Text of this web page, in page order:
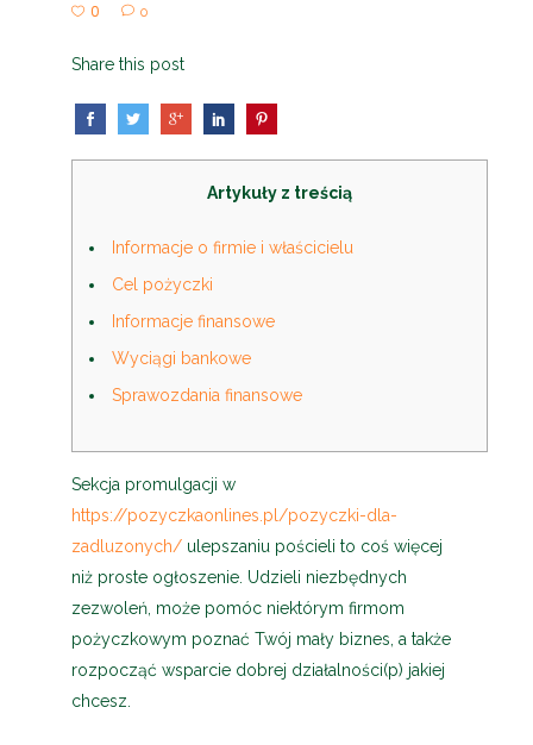
0 0
Share this post
Artykuły z treścią
Informacje o firmie i właścicielu
Cel pożyczki
Informacje finansowe
Wyciągi bankowe
Sprawozdania finansowe
Sekcja promulgacji w
https://pozyczkaonlines.pl/pozyczki-dla-
zadluzonych/ulepszaniu pościeli to coś więcej
niż proste ogłoszenie. Udzieli niezbędnych
zezwoleń, może pomóc niektórym firmom
pożyczkowym poznać Twój mały biznes, a także
rozpocząć wsparcie dobrej działalności(p) jakiej
chcesz.